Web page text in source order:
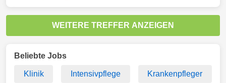
WEITERE TREFFER ANZEIGEN
Beliebte Jobs
Klinik Intensivpflege Krankenpfleger